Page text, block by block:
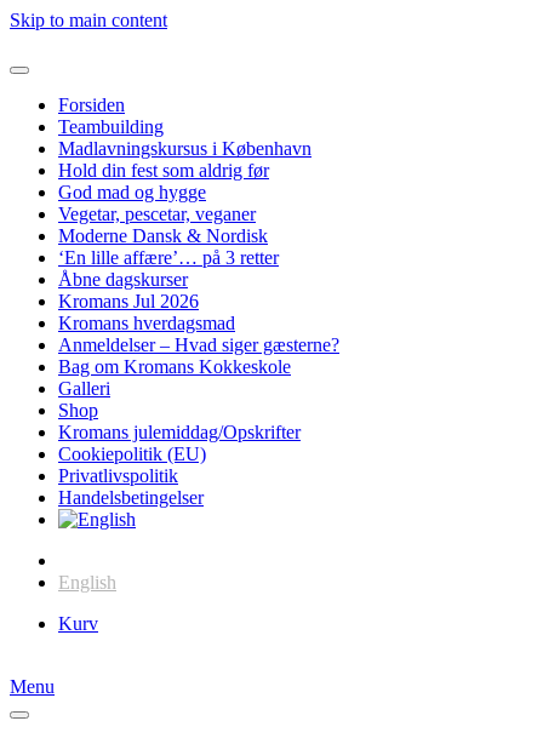
Skip to main content
Forsiden
Teambuilding
Madlavningskursus i København
Hold din fest som aldrig før
God mad og hygge
Vegetar, pescetar, veganer
Moderne Dansk & Nordisk
‘En lille affære’… på 3 retter
Åbne dagskurser
Kromans Jul 2026
Kromans hverdagsmad
Anmeldelser – Hvad siger gæsterne?
Bag om Kromans Kokkeskole
Galleri
Shop
Kromans julemiddag/Opskrifter
Cookiepolitik (EU)
Privatlivspolitik
Handelsbetingelser
English
Kurv
Menu